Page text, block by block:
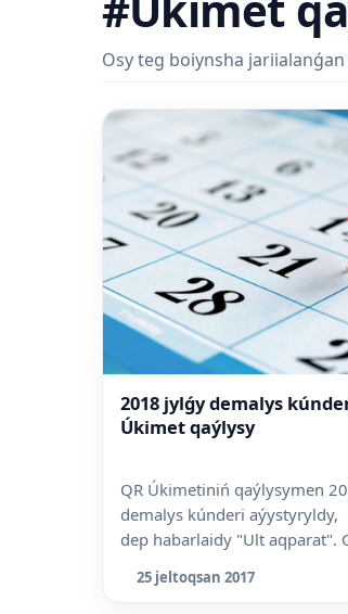
Osy teg boiynsha
2018 jylǵy demalys
Úkimet qaýlysy
QR Úkimetiniń qaýlysymen
demalys kúnderi aýystyryldy,
25 jeltoqsan 2017